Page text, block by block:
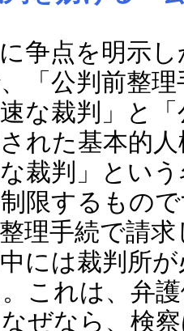
争点を明示し
「公判前整
な裁判」と
れた基本的
裁判」とい
限するもの
理手続で請求
には裁判所
これは、弁
ぜなら、検